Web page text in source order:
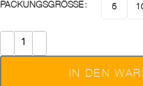
PACKUNGSGRÖSSE 5
IN DEN